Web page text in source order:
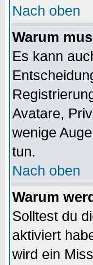
Nach oben
Warum
Es kann
Avatare,
wenige
tun.
Nach oben
Warum
Solltest du
aktiviert
wird ein